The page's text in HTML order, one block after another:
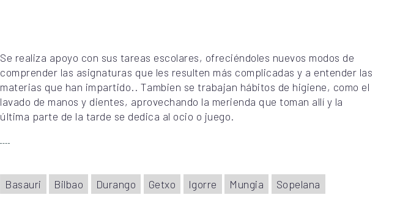
Se realiza apoyo con sus tareas escolares, ofreciéndoles nuevos modos de
comprender las asignaturas que les resulten más complicadas y a entender las
materias que han impartido.. Tambien se trabajan hábitos de higiene, como el
lavado de manos y dientes, aprovechando la merienda que toman allí y la
última parte de la tarde se dedica al ocio o juego.
Basauri Bilbao Durango Getxo Igorre Mungia Sopelana